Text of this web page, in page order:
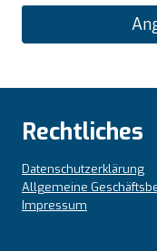
Rechtliches
Datenschutzerklärung
Allgemeine
Impressum